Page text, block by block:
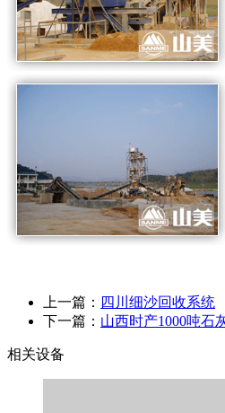
上一篇： 四川细沙回收系统
下一篇： 山西时产1000吨石
相关设备